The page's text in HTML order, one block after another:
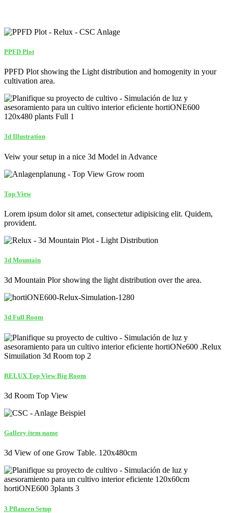
PPFD Plot
PPFD Plot showing the Light distribution and homogenity in your
cultivation area.
3d Illustration
Veiw your setup in a nice 3d Model in Advance
Top View
Lorem ipsum dolor sit amet, consectetur adipisicing elit. Quidem,
provident.
3d Mountain
3d Mountain Plor showing the light distribution over the area.
3d Full Room
RELUX Top View Big Room
3d Room Top View
Gallery item name
3d View of one Grow Table. 120x480cm
3 Pflanzen Setup